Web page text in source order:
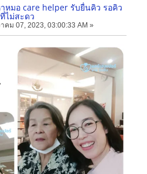
าหมอ care helper รับยื่นคิว รอคิว
ไม่สะดว
คม 07, 2023, 03:00:33 AM »